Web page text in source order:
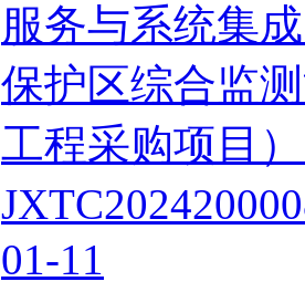
服务与系统集
保护区综合监
工程采购项目
01-11